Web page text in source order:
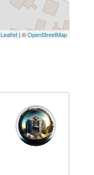
Leaflet | ©OpenStreetMap